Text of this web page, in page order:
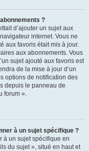
?
d’ajouter un sujet aux
internet. Vous ne
aux favoris était mis à jour.
aux abonnements. Vous
sujet ajouté aux favoris est
de la mise à jour d’un
options de notification des
depuis le panneau de
forum ».
à un sujet spécifique ?
à un sujet spécifique en
du sujet », situé en haut et